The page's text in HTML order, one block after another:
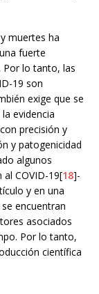
muertes ha
fuerte
Por lo tanto, las
19 son
exige que se
evidencia
precisión y
y patogenicidad
algunos
COVID-19[18]-
y en una
encuentran
asociados
Por lo tanto,
científica